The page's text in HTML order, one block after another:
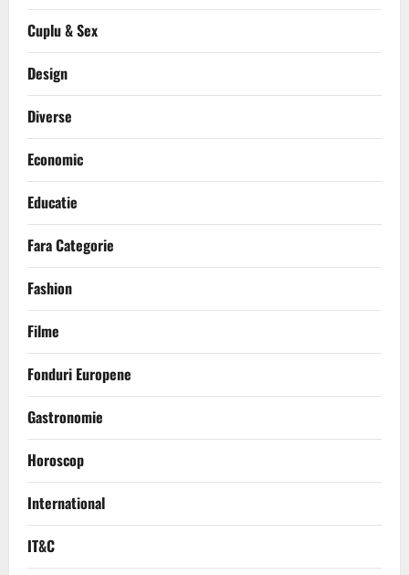
Cuplu & Sex
Design
Diverse
Economic
Educatie
Fara Categorie
Fashion
Filme
Fonduri Europene
Gastronomie
Horoscop
International
IT&C